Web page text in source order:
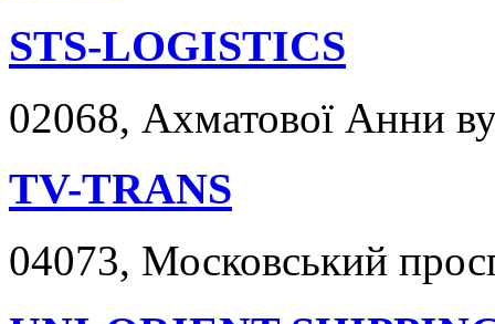
STS-LOGISTICS
02068, Ахматової Анни
TV-TRANS
04073, Московський